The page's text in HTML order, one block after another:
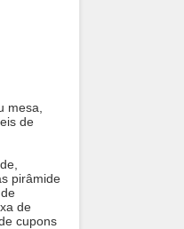
mesa,
de
pirâmide
de
cupons